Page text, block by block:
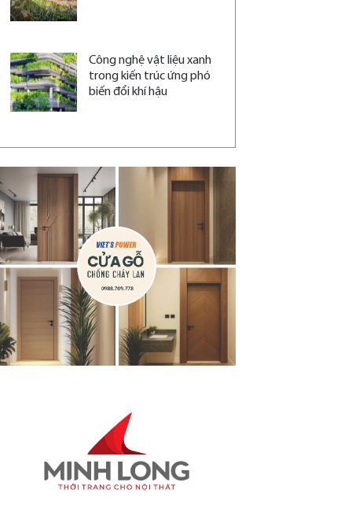
Công nghệ vật liệu xanh
trong kiến trúc ứng phó
biến đổi khí hậu